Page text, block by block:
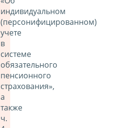
индивидуальном
(персонифицированном)
учете
в
системе
обязательного
пенсионного
страхования»,
а
также
ч.